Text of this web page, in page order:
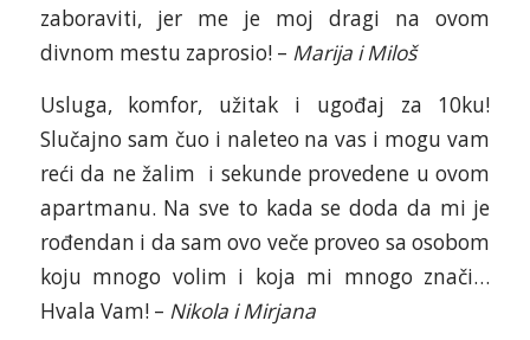
zaboraviti, jer me je moj dragi na ovom
divnom mestu zaprosio! – Marija i Miloš
Usluga, komfor, užitak i ugođaj za 10ku!
Slučajno sam čuo i naleteo na vas i mogu vam
reći da ne žalim i sekunde provedene u ovom
apartmanu. Na sve to kada se doda da mi je
rođendan i da sam ovo veče proveo sa osobom
koju mnogo volim i koja mi mnogo znači…
Hvala Vam! – Nikola i Mirjana